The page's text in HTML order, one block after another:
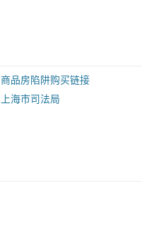
商品房陷阱购买链接
上海市司法局